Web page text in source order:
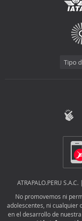
Tipo
ATRAPALO.PERU
No promovemos ni
adolescentes, ni cualquier
en el desarrollo de